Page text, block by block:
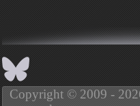
Copyright © 2009 -